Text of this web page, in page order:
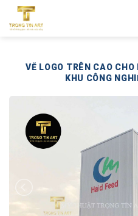
qua
VẼ LOGO TRÊN CAO
KHU CÔNG